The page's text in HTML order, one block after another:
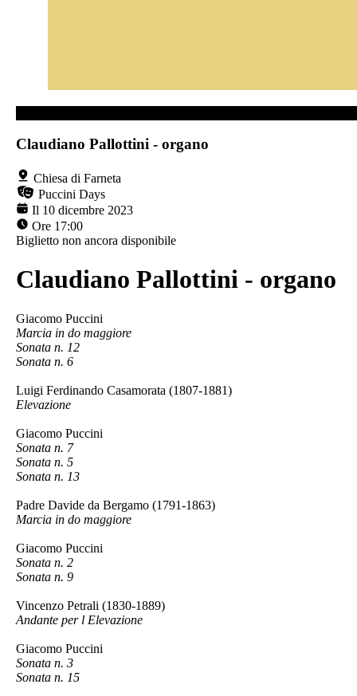
Claudiano Pallottini - organo
Chiesa di Farneta
Puccini Days
Il 10 dicembre 2023
Ore 17:00
Biglietto non ancora disponibile
Claudiano Pallottini - organo
Giacomo Puccini
Marcia in do maggiore
Sonata n. 12
Sonata n. 6
Luigi Ferdinando Casamorata (1807-1881)
Elevazione
Giacomo Puccini
Sonata n. 7
Sonata n. 5
Sonata n. 13
Padre Davide da Bergamo (1791-1863)
Marcia in do maggiore
Giacomo Puccini
Sonata n. 2
Sonata n. 9
Vincenzo Petrali (1830-1889)
Andante per l Elevazione
Giacomo Puccini
Sonata n. 3
Sonata n. 15